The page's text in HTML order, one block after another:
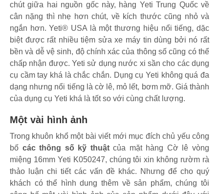
chút giữa hai nguồn gốc này, hàng Yeti Trung Quốc về
cân nặng thì nhẹ hơn chút, về kích thước cũng nhỏ và
ngắn hơn. Yeti® USA là một thương hiệu nổi tiếng, dặc
biệt được rất nhiều tiệm sửa xe máy tin dùng bởi nó rất
bền và dễ vệ sinh, độ chính xác của thông số cũng có thể
chấp nhận được. Yeti sử dụng nước xi sần cho các dụng
cụ cầm tay khá là chắc chắn. Dụng cụ Yeti không quá đa
dạng nhưng nổi tiếng là cờ lê, mỏ lết, bơm mỡ. Giá thành
của dụng cụ Yeti khá là tốt so với cùng chất lượng.
Một vài hình ảnh
Trong khuôn khổ một bài viết mới mục đích chủ yếu công
bố các thông số kỹ thuậtcủa mặt hàng Cờ lê vòng
miệng 16mm Yeti K050247, chúng tôi xin không rườm rà
thảo luận chi tiết các vấn đề khác. Nhưng để cho quý
khách có thể hình dung thêm về sản phẩm, chúng tôi